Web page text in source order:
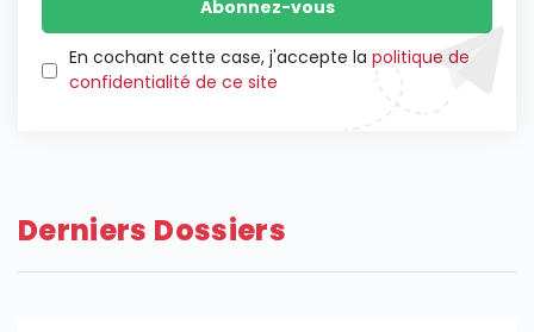
En cochant cette case, j'accepte la politique de
confidentialité de ce site
Derniers Dossiers